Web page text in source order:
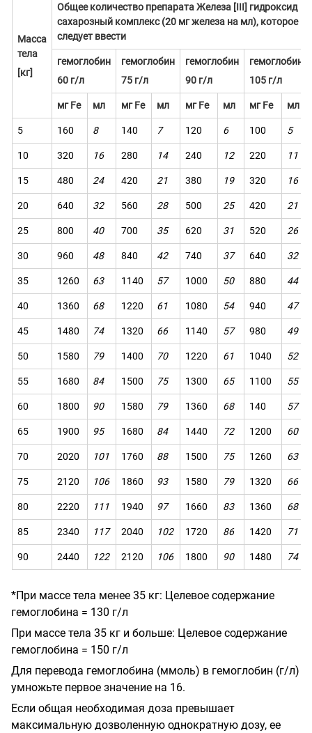
Масса
тела
[кг]
Общее количество препарата Железа [III] гидроксид
сахарозный комплекс (20 мг железа на мл), которое
следует ввести
гемоглобин
60 г/л
гемоглобин
75 г/л
гемоглобин
90 г/л
гемоглобин
105 г/л
мг Fe мл мг Fe мл мг Fe мл мг Fe мл
5 160 8 140 7 120 6 100 5
10 320 16 280 14 240 12 220 11
15 480 24 420 21 380 19 320 16
20 640 32 560 28 500 25 420 21
25 800 40 700 35 620 31 520 26
30 960 48 840 42 740 37 640 32
35 1260 63 1 140 57 1000 50 880 44
40 1360 68 1220 61 1080 54 940 47
45 1480 74 1320 66 1140 57 980 49
50 1580 79 1400 70 1220 61 1040 52
55 1680 84 1500 75 1300 65 1100 55
60 1800 90 1580 79 1360 68 140 57
65 1900 95 1680 84 1440 72 1200 60
70 2020 101 1760 88 1500 75 1260 63
75 2120 106 1860 93 1580 79 1320 66
80 2220 111 1940 97 1660 83 1360 68
85 2340 117 2040 102 1720 86 1420 71
90 2440 122 2120 106 1800 90 1480 74
*При массе тела менее 35 кг: Целевое содержание
гемоглобина = 130 г/л
При массе тела 35 кг и больше: Целевое содержание
гемоглобина = 150 г/л
Для перевода гемоглобина (ммоль) в гемоглобин (г/л)
умножьте первое значение на 16.
Если общая необходимая доза превышает
максимальную дозволенную однократную дозу, ее